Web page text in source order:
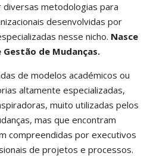
metodologias para
desenvolvidas por
nesse nicho. Nasce
de Mudanças.
de modelos académicos ou
altamente especializadas,
muito utilizadas pelos
mas que encontram
compreendidas por executivos
de projetos e processos.